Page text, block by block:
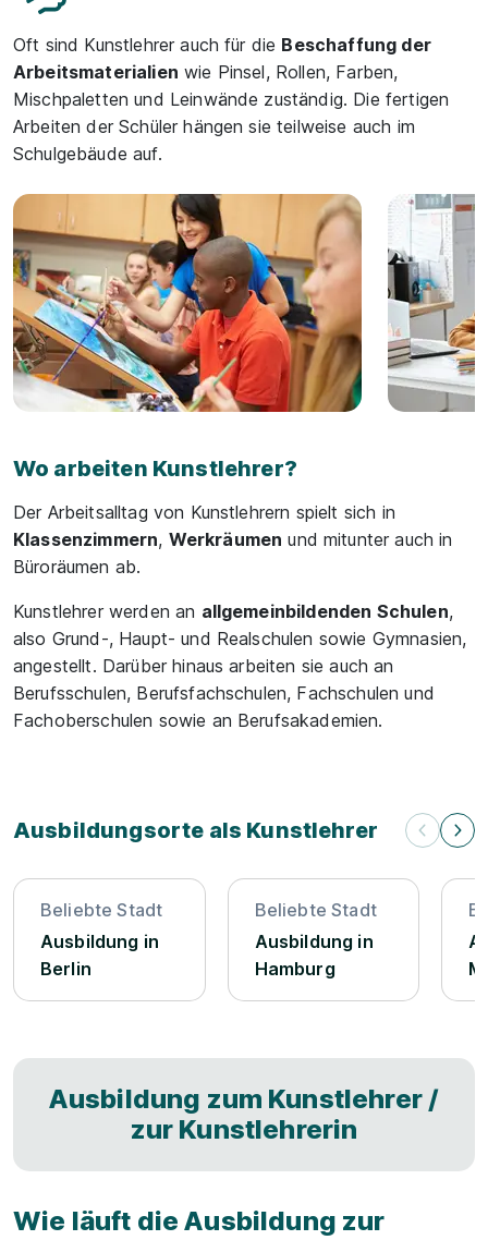
Oft sind Kunstlehrer auch für die Beschaffung der
Arbeitsmaterialien wie Pinsel, Rollen, Farben,
Mischpaletten und Leinwände zuständig. Die fertigen
Arbeiten der Schüler hängen sie teilweise auch im
Schulgebäude auf.
Wo arbeiten Kunstlehrer?
Der Arbeitsalltag von Kunstlehrern spielt sich in
Klassenzimmern, Werkräumen und mitunter auch in
Büroräumen ab.
Kunstlehrer werden an allgemeinbildenden Schulen,
also Grund-, Haupt- und Realschulen sowie Gymnasien,
angestellt. Darüber hinaus arbeiten sie auch an
Berufsschulen, Berufsfachschulen, Fachschulen und
Fachoberschulen sowie an Berufsakademien.
Ausbildungsorte als Kunstlehrer
Beliebte Stadt
Ausbildung in
Berlin
Beliebte Stadt
Ausbildung in
Hamburg
Ausbildung zum Kunstlehrer /
zur Kunstlehrerin
Wie läuft die Ausbildung zur